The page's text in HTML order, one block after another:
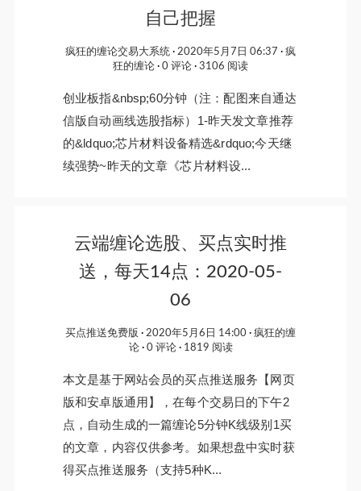
自己把握
疯狂的缠论交易大系统 2020年5月7日 06:37
疯
狂的缠论
0 评论 3106 阅读
创业板指&nbsp;60分钟（注：配图来自通达
信版自动画线选股指标）1-昨天发文章推荐
的&ldquo;芯片材料设备精选&rdquo;今天继
续强势~昨天的文章《芯片材料设...
云端缠论选股、买点实时推
送，每天14点：2020-05-
06
买点推送免费版 2020年5月6日 14:00
疯狂的缠
论
0 评论 1819 阅读
本文是基于网站会员的买点推送服务【网页
版和安卓版通用】，在每个交易日的下午2
点，自动生成的一篇缠论5分钟K线级别1买
的文章，内容仅供参考。如果想盘中实时获
得买点推送服务（支持5种K...